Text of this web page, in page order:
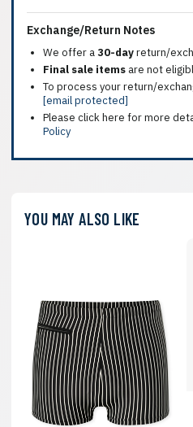
Exchange/Return Notes
We offer a30-dayreturn/
Final sale items are not
To process your return/
[email protected]
Please click here for more
Policy
YOU MAY ALSO LIKE